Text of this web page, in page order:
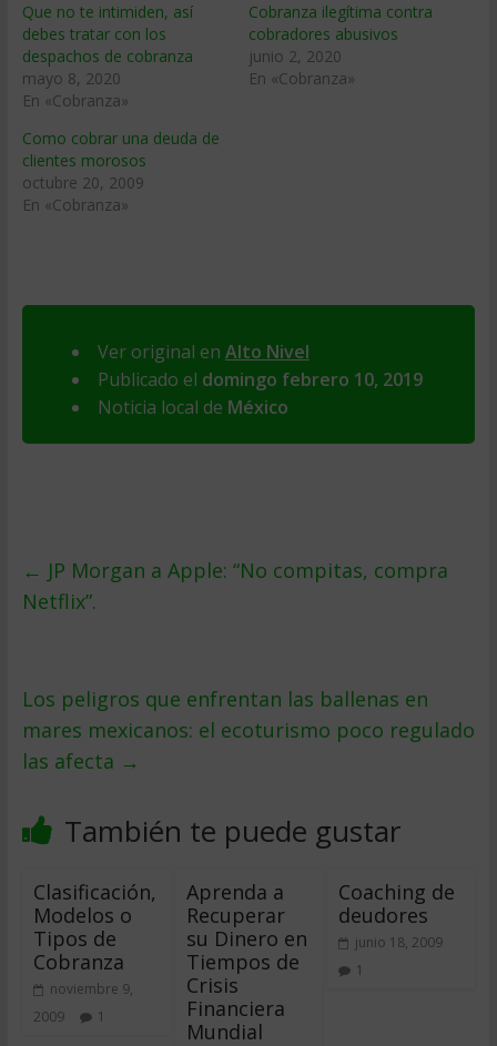
Que no te intimiden, así
debes tratar con los
despachos de cobranza
mayo 8, 2020
En «Cobranza»
Cobranza ilegítima contra
cobradores abusivos
junio 2, 2020
En «Cobranza»
Como cobrar una deuda de
clientes morosos
octubre 20, 2009
En «Cobranza»
Ver original en Alto Nivel
Publicado el domingo febrero 10, 2019
Noticia local de México
← JP Morgan a Apple: “No compitas, compra
Netflix”.
Los peligros que enfrentan las ballenas en
mares mexicanos: el ecoturismo poco regulado
las afecta →
También te puede gustar
Clasificación,
Modelos o
Tipos de
Cobranza
noviembre 9,
2009
1
Aprenda a
Recuperar
su Dinero en
Tiempos de
Crisis
Financiera
Mundial
Coaching de
deudores
junio 18, 2009
1